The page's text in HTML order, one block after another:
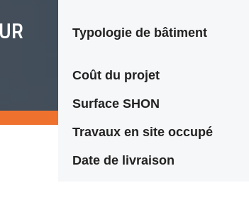
Typologie de bâtiment
Coût du projet
Surface SHON
Travaux en site occupé
Date de livraison